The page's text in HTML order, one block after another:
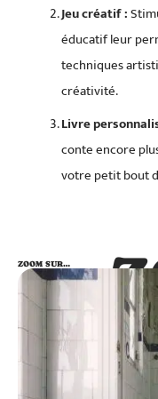
Jeu créatif :
éducatif leur
techniques
créativité.
Livre
conte encore
votre petit bout
ZOOM SUR…